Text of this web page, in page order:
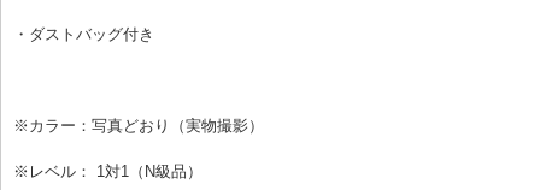
・ダストバッグ付き
※カラー：写真どおり（実物撮影）
※レベル： 1対1（N級品）